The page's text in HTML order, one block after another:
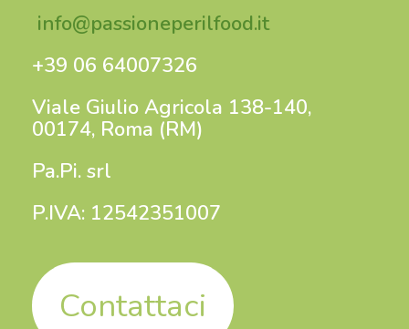
info@passioneperilfood.it
+39 06 64007326
Viale Giulio Agricola 138-140,
00174, Roma (RM)
Pa.Pi. srl
P.IVA: 12542351007
Contattaci